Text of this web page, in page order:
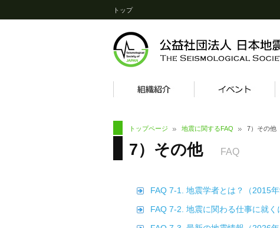
トップ
トップページ 地震に関するFAQ 7）その他
7）その他 FAQ
FAQ 7-1. 地震学者とは？（2015年
FAQ 7-2. 地震に関わる仕事に就く